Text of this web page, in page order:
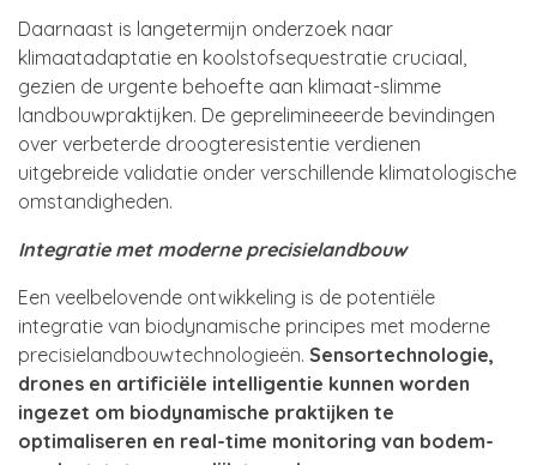
Daarnaast is langetermijn onderzoek naar
klimaatadaptatie en koolstofsequestratie cruciaal,
gezien de urgente behoefte aan klimaat-slimme
landbouwpraktijken. De geprelimineeerde bevindingen
over verbeterde droogteresistentie verdienen
uitgebreide validatie onder verschillende klimatologische
omstandigheden.
Integratie met moderne precisielandbouw
Een veelbelovende ontwikkeling is de potentiële
integratie van biodynamische principes met moderne
precisielandbouwtechnologieën. Sensortechnologie,
drones en artificiële intelligentie kunnen worden
ingezet om biodynamische praktijken te
optimaliseren en real-time monitoring van bodem-